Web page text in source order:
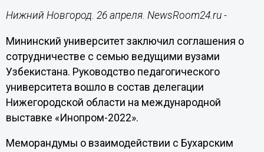
Нижний Новгород. 26 апреля. NewsRoom24.ru -
Мининский университет заключил соглашения о
сотрудничестве с семью ведущими вузами
Узбекистана. Руководство педагогического
университета вошло в состав делегации
Нижегородской области на международной
выставке «Инопром-2022».
Меморандумы о взаимодействии с Бухарским